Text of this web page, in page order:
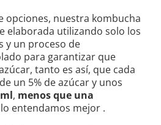
opciones, nuestra kombucha
elaborada utilizando solo los
y un proceso de
para garantizar que
tanto es así, que cada
un 5% de azúcar y unos
, menos que una
entendamos mejor .